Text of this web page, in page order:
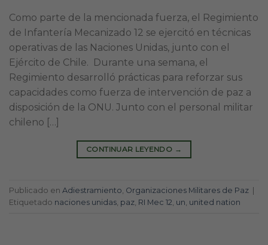
Como parte de la mencionada fuerza, el Regimiento
de Infantería Mecanizado 12 se ejercitó en técnicas
operativas de las Naciones Unidas, junto con el
Ejército de Chile. Durante una semana, el
Regimiento desarrolló prácticas para reforzar sus
capacidades como fuerza de intervención de paz a
disposición de la ONU. Junto con el personal militar
chileno […]
CONTINUAR LEYENDO →
Publicado en Adiestramiento Organizaciones Militares de Paz |
Etiquetado naciones unidas paz RI Mec 12 un united nation